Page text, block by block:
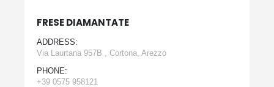
FRESE DIAMANTATE
ADDRESS:
Via Laurtana 957B , Cortona, Arezzo
PHONE:
+39 0575 958121